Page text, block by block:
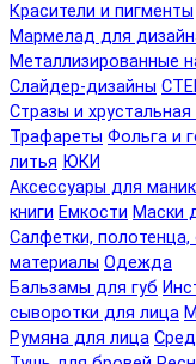
Красители и пигменты
Мармелад для
Металлизированные
Слайдер-дизайны
Стразы и
Трафареты Фольга и
литья ЮКИ
Аксессуары для
книги Емкости Маски
Салфетки,
материалы Одежда
Бальзамы для губ
сыворотки для лица
Румяна для лица